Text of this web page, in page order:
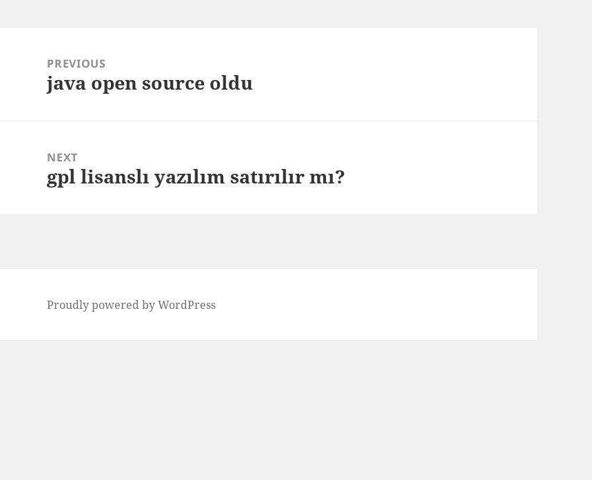
navigationPREVIOUS
Previous
java open source oldu
NEXT
Next
gpl lisanslı yazılım satırılır mı?
Proudly powered by WordPress